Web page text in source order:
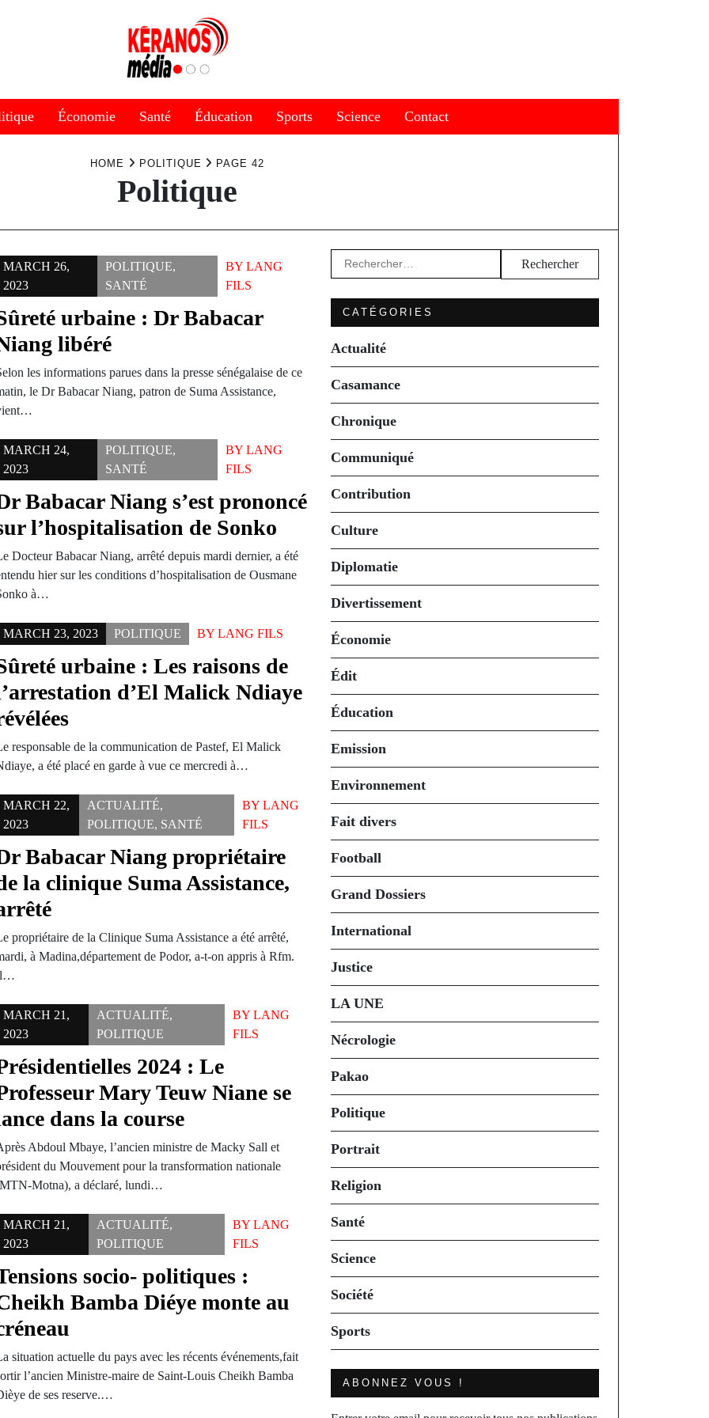
Économie Santé Éducation Sports Science Contact
HOME POLITIQUE PAGE 42
Politique
MARCH 26,
2023
POLITIQUE,
SANTÉ
BY LANG
FILS
urbaine : Dr Babacar
libéré
les informations parues dans la presse sénégalaise de ce
le Dr Babacar Niang, patron de Suma Assistance,
MARCH 24,
2023
POLITIQUE,
SANTÉ
BY LANG
FILS
Babacar Niang s’est prononcé
l’hospitalisation de Sonko
Docteur Babacar Niang, arrêté depuis mardi dernier, a été
hier sur les conditions d’hospitalisation de Ousmane
à…
MARCH 23, 2023 POLITIQUE BY LANG FILS
urbaine : Les raisons de
d’El Malick Ndiaye
responsable de la communication de Pastef, El Malick
a été placé en garde à vue ce mercredi à…
MARCH 22,
2023
ACTUALITÉ,
POLITIQUE, SANTÉ
BY LANG
FILS
Babacar Niang propriétaire
la clinique Suma Assistance,
propriétaire de la Clinique Suma Assistance a été arrêté,
à Madina,département de Podor, a-t-on appris à Rfm.
MARCH 21,
2023
ACTUALITÉ,
POLITIQUE
BYLANG
FILS
2024 : Le
Mary Teuw Niane se
dans la course
Abdoul Mbaye, l’ancien ministre de Macky Sall et
du Mouvement pour la transformation nationale
Motna), a déclaré, lundi…
MARCH 21,
2023
ACTUALITÉ,
POLITIQUE
BYLANG
FILS
socio- politiques :
Bamba Diéye monte au
situation actuelle du pays avec les récents événements,fait
l’ancien Ministre-maire de Saint-Louis Cheikh Bamba
de ses reserve.…
Rechercher :
CATÉGORIES
Actualité
Casamance
Chronique
Communiqué
Contribution
Culture
Diplomatie
Divertissement
Économie
Édit
Éducation
Emission
Environnement
Fait divers
Football
Grand Dossiers
International
Justice
LA UNE
Nécrologie
Pakao
Politique
Portrait
Religion
Santé
Science
Société
Sports
ABONNEZ VOUS !